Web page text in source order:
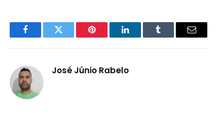
FacebookTwitter Pinterest LinkedInTumblr Email
José Júnio Rabelo